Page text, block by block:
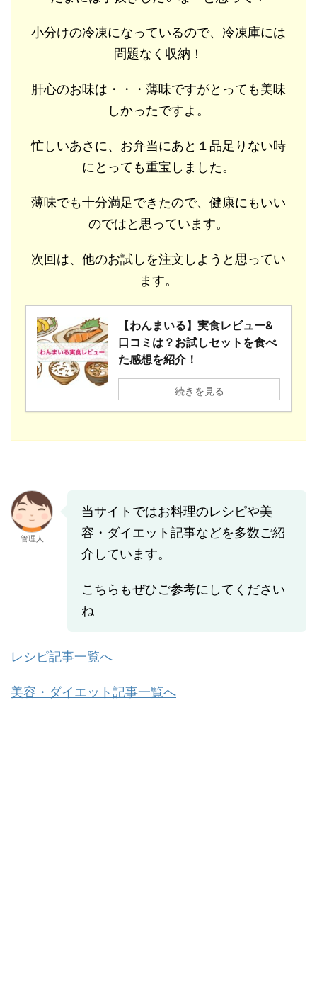
小分けの冷凍になっているので、冷凍庫には
問題なく収納！
肝心のお味は・・・薄味ですがとっても美味
しかったですよ。
忙しいあさに、お弁当にあと１品足りない時
にとっても重宝しました。
薄味でも十分満足できたので、健康にもいい
のではと思っています。
次回は、他のお試しを注文しようと思ってい
ます。
【わんまいる】実食レビュー&
口コミは？お試しセットを食べ
た感想を紹介！
続きを見る
管理人
当サイトではお料理のレシピや美
容・ダイエット記事などを多数ご紹
介しています。
こちらもぜひご参考にしてください
ね
レシピ記事一覧へ
美容・ダイエット記事一覧へ